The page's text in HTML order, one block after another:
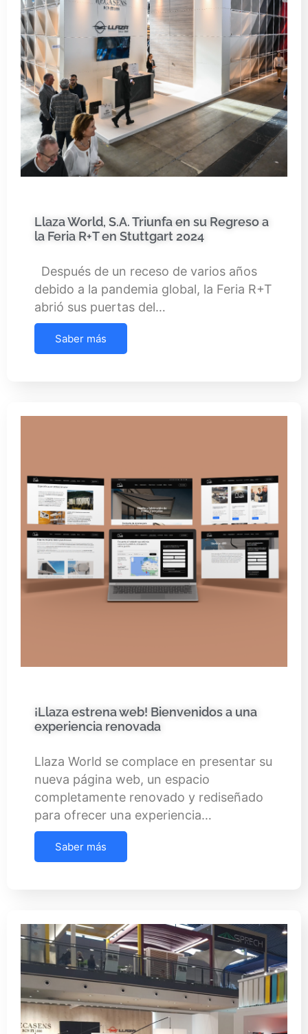
Llaza World, S.A. Triunfa en su Regreso a
la Feria R+T en Stuttgart 2024
Después de un receso de varios años
debido a la pandemia global, la Feria R+T
abrió sus puertas del…
Saber más
¡Llaza estrena web! Bienvenidos a una
experiencia renovada
Llaza World se complace en presentar su
nueva página web, un espacio
completamente renovado y rediseñado
para ofrecer una experiencia…
Saber más